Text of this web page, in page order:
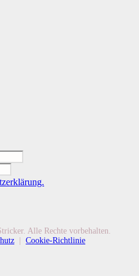
Alle Rechte vorbehalten.
| Cookie-Richtlinie